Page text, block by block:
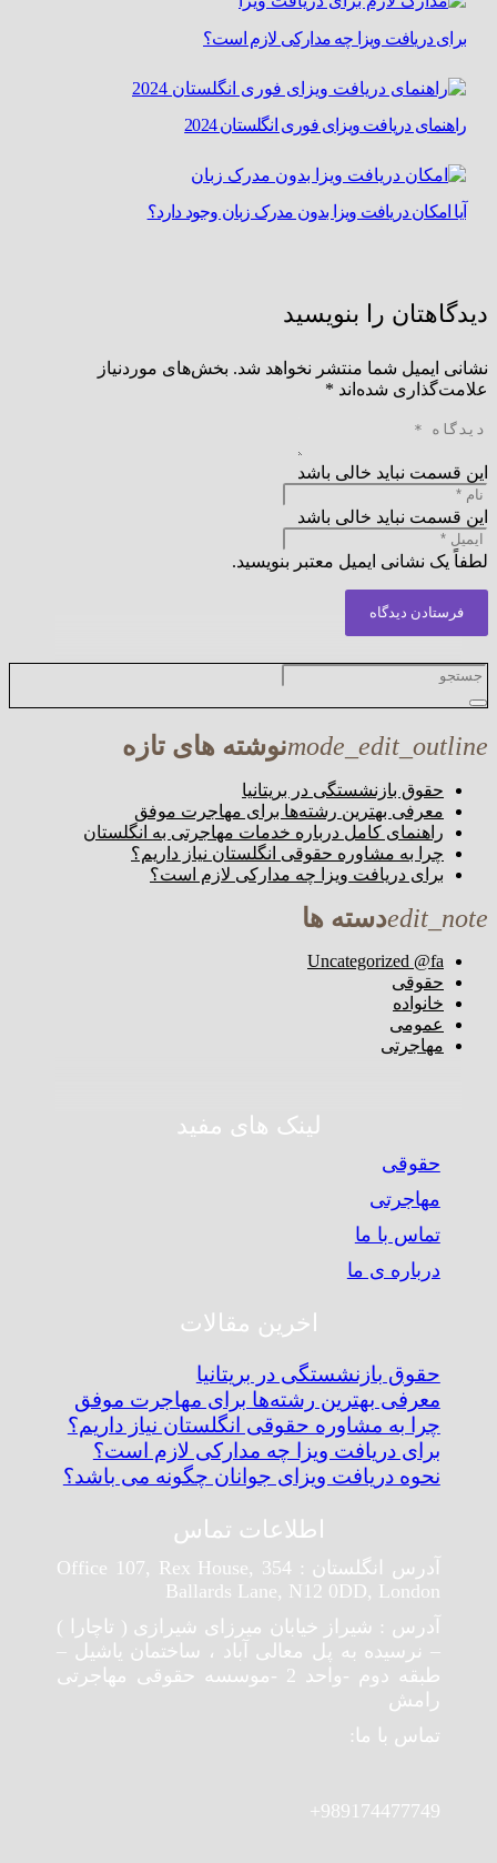
برای دریافت ویزا چه مدارکی لازم است؟
راهنمای دریافت ویزای فوری انگلستان 2024
آیا امکان دریافت ویزا بدون مدرک زبان وجود دارد؟
دیدگاهتان را بنویسید
نشانی ایمیل شما منتشر نخواهد شد. بخش‌های موردنیاز
علامت‌گذاری شده‌اند *
این قسمت نباید خالی باشد
این قسمت نباید خالی باشد
لطفاً یک نشانی ایمیل معتبر بنویسید.
فرستادن دیدگاه
mode_edit_outlineنوشته های تازه
حقوق بازنشستگی در بریتانیا
معرفی بهترین رشته‌ها برای مهاجرت موفق
راهنمای کامل درباره خدمات مهاجرتی به انگلستان
چرا به مشاوره حقوقی انگلستان نیاز داریم؟
برای دریافت ویزا چه مدارکی لازم است؟
edit_noteدسته ها
Uncategorized @fa
حقوقی
خانواده
عمومی
مهاجرتی
لینک های مفید
حقوقی
مهاجرتی
تماس با ما
درباره ی ما
اخرین مقالات
حقوق بازنشستگی در بریتانیا
معرفی بهترین رشته‌ها برای مهاجرت موفق
چرا به مشاوره حقوقی انگلستان نیاز داریم؟
برای دریافت ویزا چه مدارکی لازم است؟
نحوه دریافت ویزای جوانان چگونه می باشد؟
اطلاعات تماس
آدرس انگلستان : Office 107, Rex House, 354
Ballards Lane, N12 0DD, London
آدرس : شیراز خیابان میرزای شیرازی ( تاچارا )
– نرسیده به پل معالی آباد ، ساختمان یاشیل –
طبقه دوم -واحد 2 -موسسه حقوقی مهاجرتی
رامش
تماس با ما:
989174477749+